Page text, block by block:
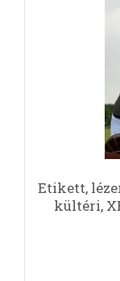
Etikett,
kültéri,